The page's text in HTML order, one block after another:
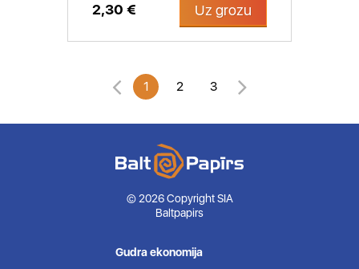
2,30 € Uz grozu
1 2 3
© 2026 Copyright SIA
Baltpapirs
Gudra ekonomija